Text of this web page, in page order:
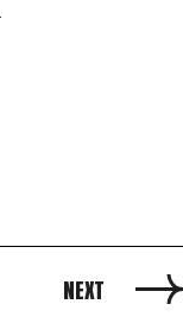
NEXT